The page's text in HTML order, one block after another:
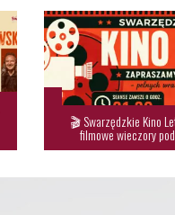
🎬 Swarzędzkie Kino
filmowe wieczory